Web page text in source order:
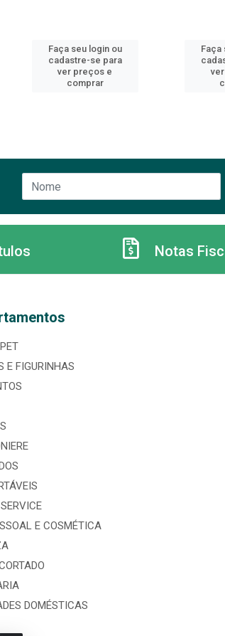
Faça seu login ou
cadastre-se para
ver preços e
comprar
Faça
Notas
E FIGURINHAS
E COSMÉTICA
DOMÉSTICAS